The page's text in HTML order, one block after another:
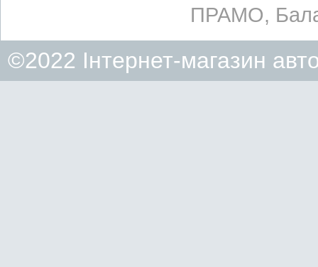
ПРАМО,
©2022 Інтернет-магазин